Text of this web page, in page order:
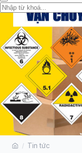
VẬNTin tức